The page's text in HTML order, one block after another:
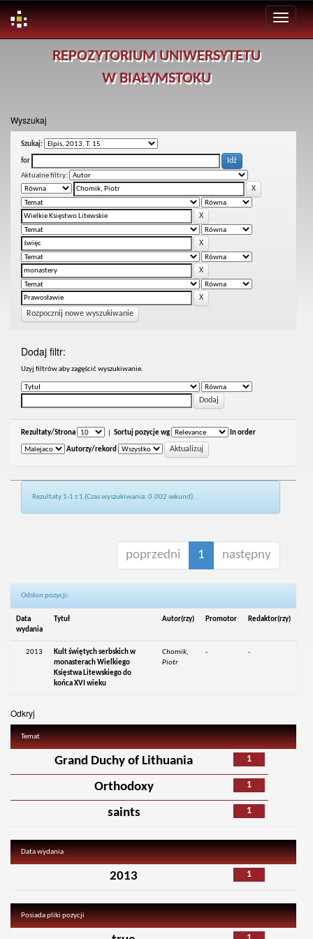
REPOZYTORIUM UNIWERSYTETU
W BIAŁYMSTOKU
Wyszukaj
Szukaj:
for
Aktualne filtry:
Rozpocznij nowe wyszukiwanie
Dodaj filtr:
Uzyj filtrów aby zagęścić wyszukiwanie.
Rezultaty/Strona Sortuj pozycje wg In order
Autorzy/rekord
Rezultaty 1-1 z 1 (Czas wyszukiwania: 0.002 sekund).
poprzedni 1 następny
Odsłon pozycji:
Data
wydania
Tytuł Autor(rzy) Promotor Redaktor(rzy)
2013
Kult świętych serbskich w
monasterach Wielkiego
Księstwa Litewskiego do
końca XVI wieku
Chomik,
Piotr
- -
Odkryj
Temat
1
Grand Duchy of Lithuania
1
Orthodoxy
1
saints
Data wydania
1
2013
Posiada pliki pozycji